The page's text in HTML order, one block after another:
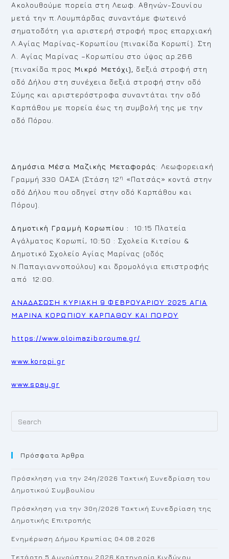
Ακολουθούμε πορεία στη Λεωφ. Αθηνών-Σουνίου
μετά την π.Λουμπάρδας συναντάμε φωτεινό
σηματοδότη για αριστερή στροφή προς επαρχιακή
Λ.Αγίας Μαρίνας-Κορωπίου (πινακίδα Κορωπί). Στη
Λ. Αγίας Μαρίνας –Κορωπίου στο ύψος αρ.266
(πινακίδα προς Μικρό Μετόχι),
δεξιά στροφή στη
οδό Δήλου στη συνέχεια δεξιά στροφή στην οδό
Σύμης και αριστερόστροφα συναντάται την οδό
Καρπάθου με πορεία έως τη συμβολή της με την
οδό Πόρου.
Δημόσια Μέσα Μαζικής Μεταφοράς: Λεωφορειακή
Γραμμή 330 ΟΑΣΑ (Στάση 12 η
«Πατσάς» κοντά στην
οδό Δήλου που οδηγεί στην οδό Καρπάθου και
Πόρου).
Δημοτική Γραμμή Κορωπίου : 10:15 Πλατεία
Αγάλματος Κορωπί, 10:50 : Σχολεία Κιτσίου &
Δημοτικό Σχολείο Αγίας Μαρίνας (oδός
N.Παπαγιαννοπούλου) και δρομολόγια επιστροφής
από 12:00.
ΑΝΑΔΑΣΩΣΗ KYΡΙΑΚΗ 9 ΦΕΒΡΟΥΑΡΙΟΥ 2025 ΑΓΙΑ
ΜΑΡΙΝΑ ΚΟΡΩΠΙΟΥ ΚΑΡΠΑΘΟΥ ΚΑΙ ΠΟΡΟΥ
https://www.oloimaziboroume.gr/
www.koropi.gr
www.spay.gr
Πρόσφατα Άρθρα
Πρόσκληση για την 24η/2026 Τακτική Συνεδρίαση του
Δημοτικού Συμβουλίου
Πρόσκληση για την 30η/2026 Τακτική Συνεδρίαση της
Δημοτικής Επιτροπής
Ενημέρωση Δήμου Κρωπίας 04.08.2026
Τετάρτη 5 Αυγούστου 2026 Κατηγορία Κινδύνου